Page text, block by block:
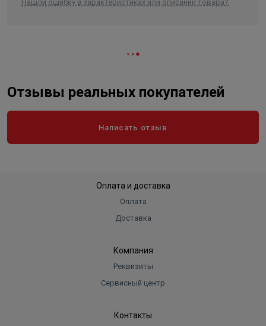
Нашли ошибку в характеристиках или описании товара?
Отзывы реальных покупателей
Написать отзыв
Оплата и доставка
Оплата
Доставка
Компания
Реквизиты
Сервисный центр
Контакты